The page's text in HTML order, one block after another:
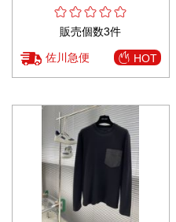
販売個数3件
佐川急便 HOT